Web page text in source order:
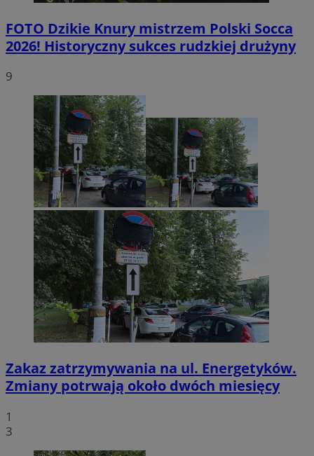
FOTO Dzikie Knury mistrzem Polski Socca
2026! Historyczny sukces rudzkiej drużyny
9
Zakaz zatrzymywania na ul. Energetyków.
Zmiany potrwają około dwóch miesięcy
1
3